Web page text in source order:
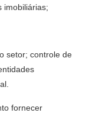
imobiliárias;
setor; controle de
fornecer